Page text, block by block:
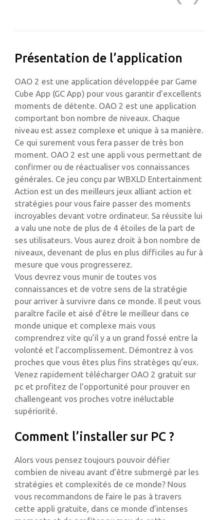
Présentation de l’application
OAO 2 est une application développée par Game
Cube App (GC App) pour vous garantir d’excellents
moments de détente. OAO 2 est une application
comportant bon nombre de niveaux. Chaque
niveau est assez complexe et unique à sa manière.
Ce qui surement vous fera passer de très bon
moment. OAO 2 est une appli vous permettant de
confirmer ou de réactualiser vos connaissances
générales. Ce jeu conçu par WBXLD Entertainment
Action est un des meilleurs jeux alliant action et
stratégies pour vous faire passer des moments
incroyables devant votre ordinateur. Sa réussite lui
a valu une note de plus de 4 étoiles de la part de
ses utilisateurs. Vous aurez droit à bon nombre de
niveaux, devenant de plus en plus difficiles au fur à
mesure que vous progresserez.
Vous devrez vous munir de toutes vos
connaissances et de votre sens de la stratégie
pour arriver à survivre dans ce monde. Il peut vous
paraître facile et aisé d’être le meilleur dans ce
monde unique et complexe mais vous
comprendrez vite qu’il y a un grand fossé entre la
volonté et l’accomplissement. Démontrez à vos
proches que vous êtes plus fins stratèges qu’eux.
Venez rapidement télécharger OAO 2 gratuit sur
pc et profitez de l’opportunité pour prouver en
challengeant vos proches votre inéluctable
supériorité.
Comment l’installer sur PC ?
Alors vous pensez toujours pouvoir défier
combien de niveau avant d’être submergé par les
stratégies et complexités de ce monde? Nous
vous recommandons de faire le pas à travers
cette appli gratuite, dans ce monde d’intenses